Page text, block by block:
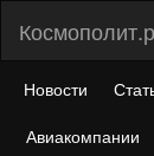
Новости
Авиакомпании